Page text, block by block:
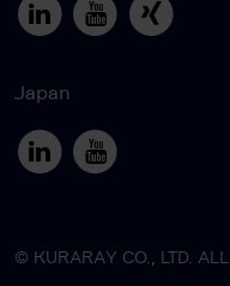
Japan
© KURARAY CO., LTD.